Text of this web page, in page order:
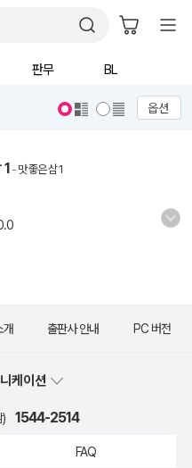
판무 BL
옵션
1 - 맛 좋은 삼 1
개 출판사 안내 PC 버전
케이션
) 1544-2514
FAQ